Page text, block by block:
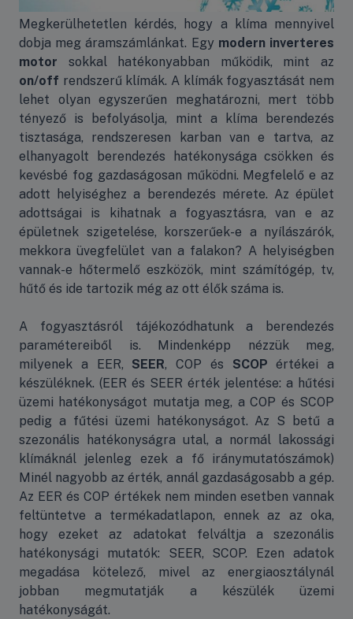
Megkerülhetetlen kérdés, hogy a klíma mennyivel
dobja meg áramszámlánkat. Egy modern inverteres
motor sokkal hatékonyabban működik, mint az
on/off rendszerű klímák. A klímák fogyasztását nem
lehet olyan egyszerűen meghatározni, mert több
tényező is befolyásolja, mint a klíma berendezés
tisztasága, rendszeresen karban van e tartva, az
elhanyagolt berendezés hatékonysága csökken és
kevésbé fog gazdaságosan működni. Megfelelő e az
adott helyiséghez a berendezés mérete. Az épület
adottságai is kihatnak a fogyasztásra, van e az
épületnek szigetelése, korszerűek-e a nyílászárók,
mekkora üvegfelület van a falakon? A helyiségben
vannak-e hőtermelő eszközök, mint számítógép, tv,
hűtő és ide tartozik még az ott élők száma is.
A fogyasztásról tájékozódhatunk a berendezés
paramétereiből is. Mindenképp nézzük meg,
milyenek a EER, SEER, COP és SCOP értékei a
készüléknek. (EER és SEER érték jelentése: a hűtési
üzemi hatékonyságot mutatja meg, a COP és SCOP
pedig a fűtési üzemi hatékonyságot. Az S betű a
szezonális hatékonyságra utal, a normál lakossági
klímáknál jelenleg ezek a fő iránymutatószámok)
Minél nagyobb az érték, annál gazdaságosabb a gép.
Az EER és COP értékek nem minden esetben vannak
feltüntetve a termékadatlapon, ennek az az oka,
hogy ezeket az adatokat felváltja a szezonális
hatékonysági mutatók: SEER, SCOP. Ezen adatok
megadása kötelező, mivel az energiaosztálynál
jobban megmutatják a készülék üzemi
hatékonyságát.